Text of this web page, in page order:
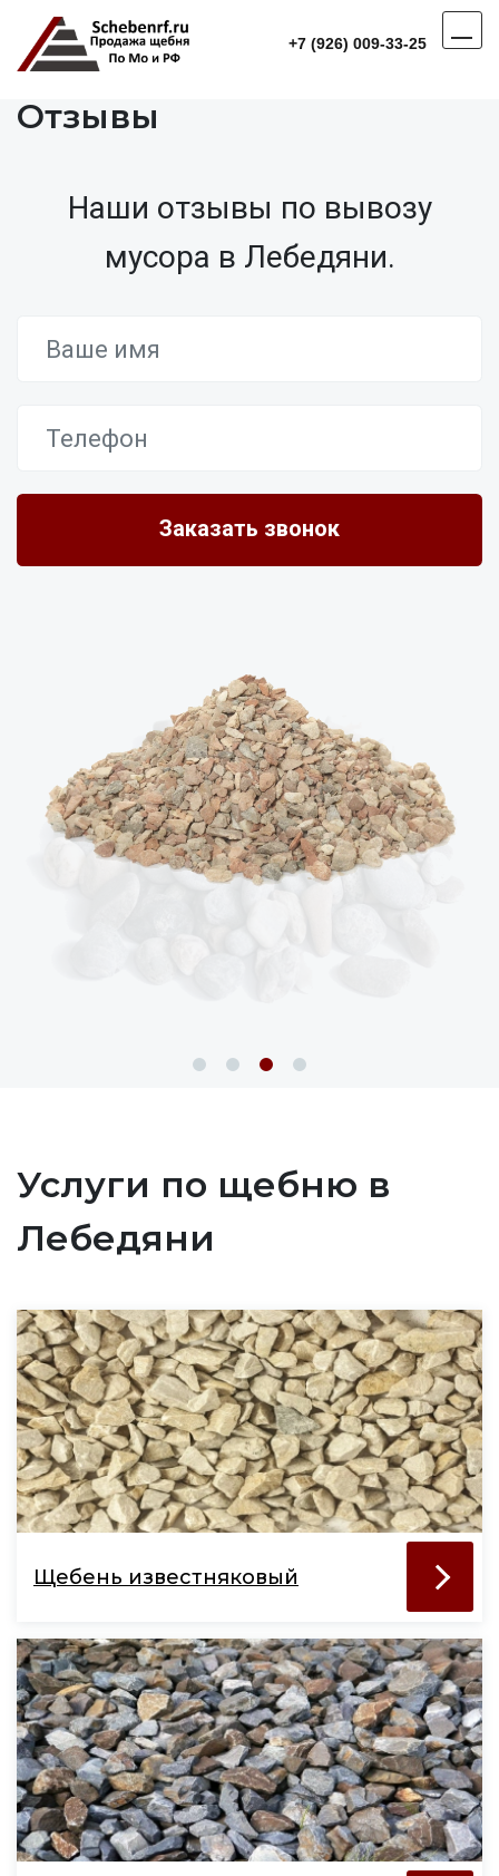
+7 (926) 009-33-25
Отзывы
Наши отзывы по вывозу
мусора в Лебедяни.
Услуги по щебню в
Лебедяни
Щебень известняковый